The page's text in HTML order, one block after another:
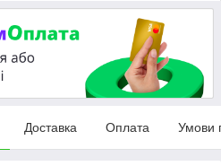
Доставка Оплата Умови